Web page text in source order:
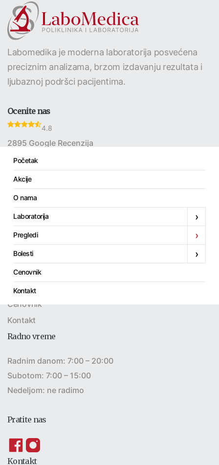
Početak
Akcije
O nama
Laboratorija ›
Pregledi ›
Bolesti ›
Cenovnik
Kontakt
Labomedika je moderna laboratorija posvećena
preciznim analizama, brzom izdavanju rezultata i
ljubaznoj podršci pacijentima.
Ocenite nas
4.8
2895 Google Recenzija
Linkovi
Početak
Akcije
O nama
Laboratorija
Pregledi
Bolesti
Cenovnik
Kontakt
Radno vreme
Radnim danom: 7:00 – 20:00
Subotom: 7:00 – 15:00
Nedeljom: ne radimo
Pratite nas
Kontakt